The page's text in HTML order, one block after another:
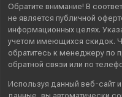
Обратите внимание! В
не является публичной
информационных целях.
учетом имеющихся скидок.
обратитесь к менеджеру
обратной связи или по
Используя данный веб-сайт
данные , вы автоматически